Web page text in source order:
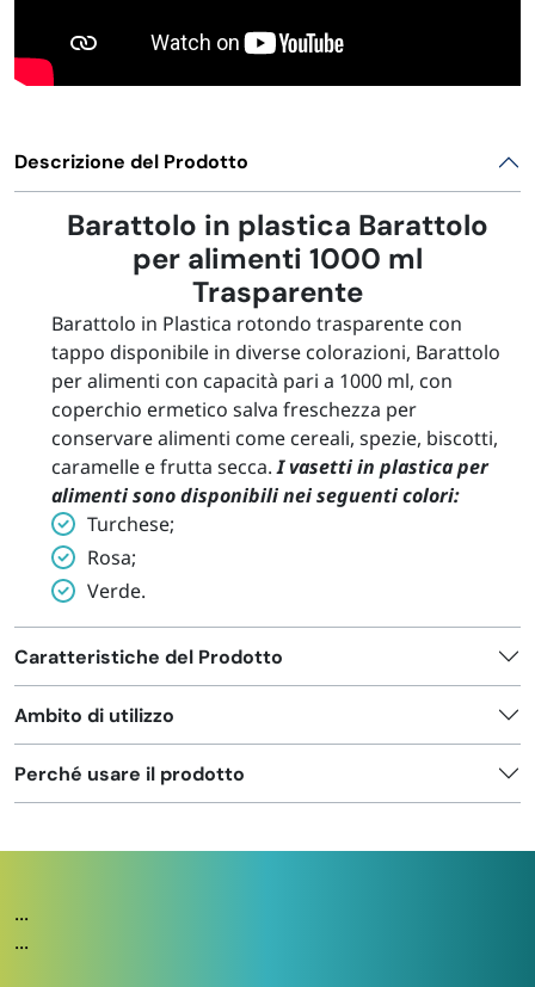
Descrizione del Prodotto
Barattolo in plastica Barattolo
per alimenti 1000 ml
Trasparente
Barattolo in Plastica rotondo trasparente con
tappo disponibile in diverse colorazioni, Barattolo
per alimenti con capacità pari a 1000 ml, con
coperchio ermetico salva freschezza per
conservare alimenti come cereali, spezie, biscotti,
caramelle e frutta secca.I vasetti in plastica per
alimenti sono disponibili nei seguenti colori:
Turchese;
Rosa;
Verde.
Caratteristiche del Prodotto
Ambito di utilizzo
Perché usare il prodotto
...
...